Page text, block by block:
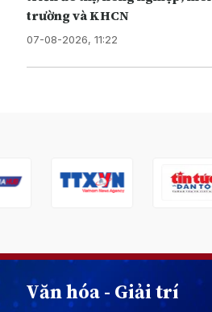
trường và KHCN
07-08-2026, 11:22
Văn hóa - Giải trí